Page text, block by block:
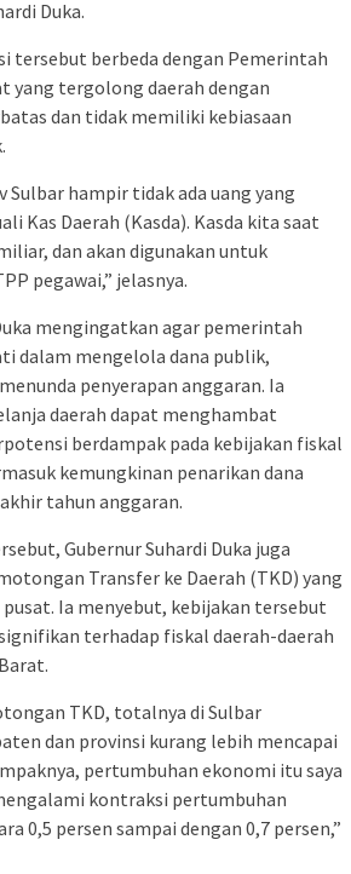
Duka.
tersebut berbeda dengan Pemerintah
yang tergolong daerah dengan
dan tidak memiliki kebiasaan
Sulbar hampir tidak ada uang yang
Kas Daerah (Kasda). Kasda kita saat
dan akan digunakan untuk
pegawai,” jelasnya.
mengingatkan agar pemerintah
dalam mengelola dana publik,
penyerapan anggaran. Ia
daerah dapat menghambat
berdampak pada kebijakan fiskal
kemungkinan penarikan dana
tahun anggaran.
Gubernur Suhardi Duka juga
Transfer ke Daerah (TKD) yang
Ia menyebut, kebijakan tersebut
terhadap fiskal daerah-daerah
TKD, totalnya di Sulbar
dan provinsi kurang lebih mencapai
pertumbuhan ekonomi itu saya
kontraksi pertumbuhan
0,5 persen sampai dengan 0,7 persen,”